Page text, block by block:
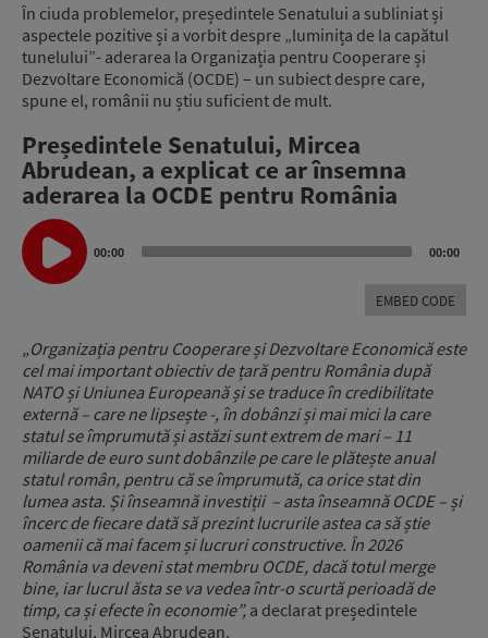
În ciuda problemelor, președintele Senatului a subliniat și
aspectele pozitive și a vorbit despre „luminița de la capătul
tunelului”- aderarea la Organizația pentru Cooperare și
Dezvoltare Economică (OCDE) – un subiect despre care,
spune el, românii nu știu suficient de mult.
Președintele Senatului, Mircea
Abrudean, a explicat ce ar însemna
aderarea la OCDE pentru România
Audio
Player
00:00 00:00
EMBED CODE
„Organizația pentru Cooperare și Dezvoltare Economică este
cel mai important obiectiv de țară pentru România după
NATO și Uniunea Europeană și se traduce în credibilitate
externă – care ne lipsește -, în dobânzi și mai mici la care
statul se împrumută și astăzi sunt extrem de mari – 11
miliarde de euro sunt dobânzile pe care le plătește anual
statul român, pentru că se împrumută, ca orice stat din
lumea asta. Și înseamnă investiții – asta înseamnă OCDE – și
încerc de fiecare dată să prezint lucrurile astea ca să știe
oamenii că mai facem și lucruri constructive. În 2026
România va deveni stat membru OCDE, dacă totul merge
bine, iar lucrul ăsta se va vedea într-o scurtă perioadă de
timp, ca și efecte în economie”, a declarat președintele
Senatului, Mircea Abrudean.